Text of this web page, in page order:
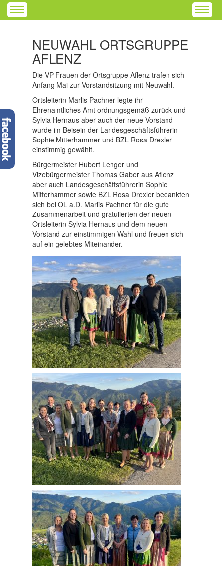
NEUWAHL ORTSGRUPPE
AFLENZ
Die VP Frauen der Ortsgruppe Aflenz trafen sich
Anfang Mai zur Vorstandsitzung mit Neuwahl.
Ortsleiterin Marlis Pachner legte ihr
Ehrenamtliches Amt ordnungsgemäß zurück und
Sylvia Hernaus aber auch der neue Vorstand
wurde im Beisein der Landesgeschäftsführerin
Sophie Mitterhammer und BZL Rosa Drexler
einstimmig gewählt.
Bürgermeister Hubert Lenger und
Vizebürgermeister Thomas Gaber aus Aflenz
aber auch Landesgeschäftsführerin Sophie
Mitterhammer sowie BZL Rosa Drexler bedankten
sich bei OL a.D. Marlis Pachner für die gute
Zusammenarbeit und gratulierten der neuen
Ortsleiterin Sylvia Hernaus und dem neuen
Vorstand zur einstimmigen Wahl und freuen sich
auf ein gelebtes Miteinander.